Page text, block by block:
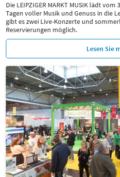
Die LEIPZIGER MARKT MUSIK lädt
Tagen voller Musik und Genuss in die
gibt es zwei Live-Konzerte und
Reservierungen möglich.
Lesen Sie